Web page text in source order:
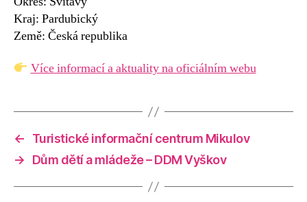
Kraj: Pardubický
Země: Česká republika
Více informací a aktuality na oficiálním webu
←
Turistické informační centrum Mikulov
→
Dům dětí a mládeže – DDM Vyškov